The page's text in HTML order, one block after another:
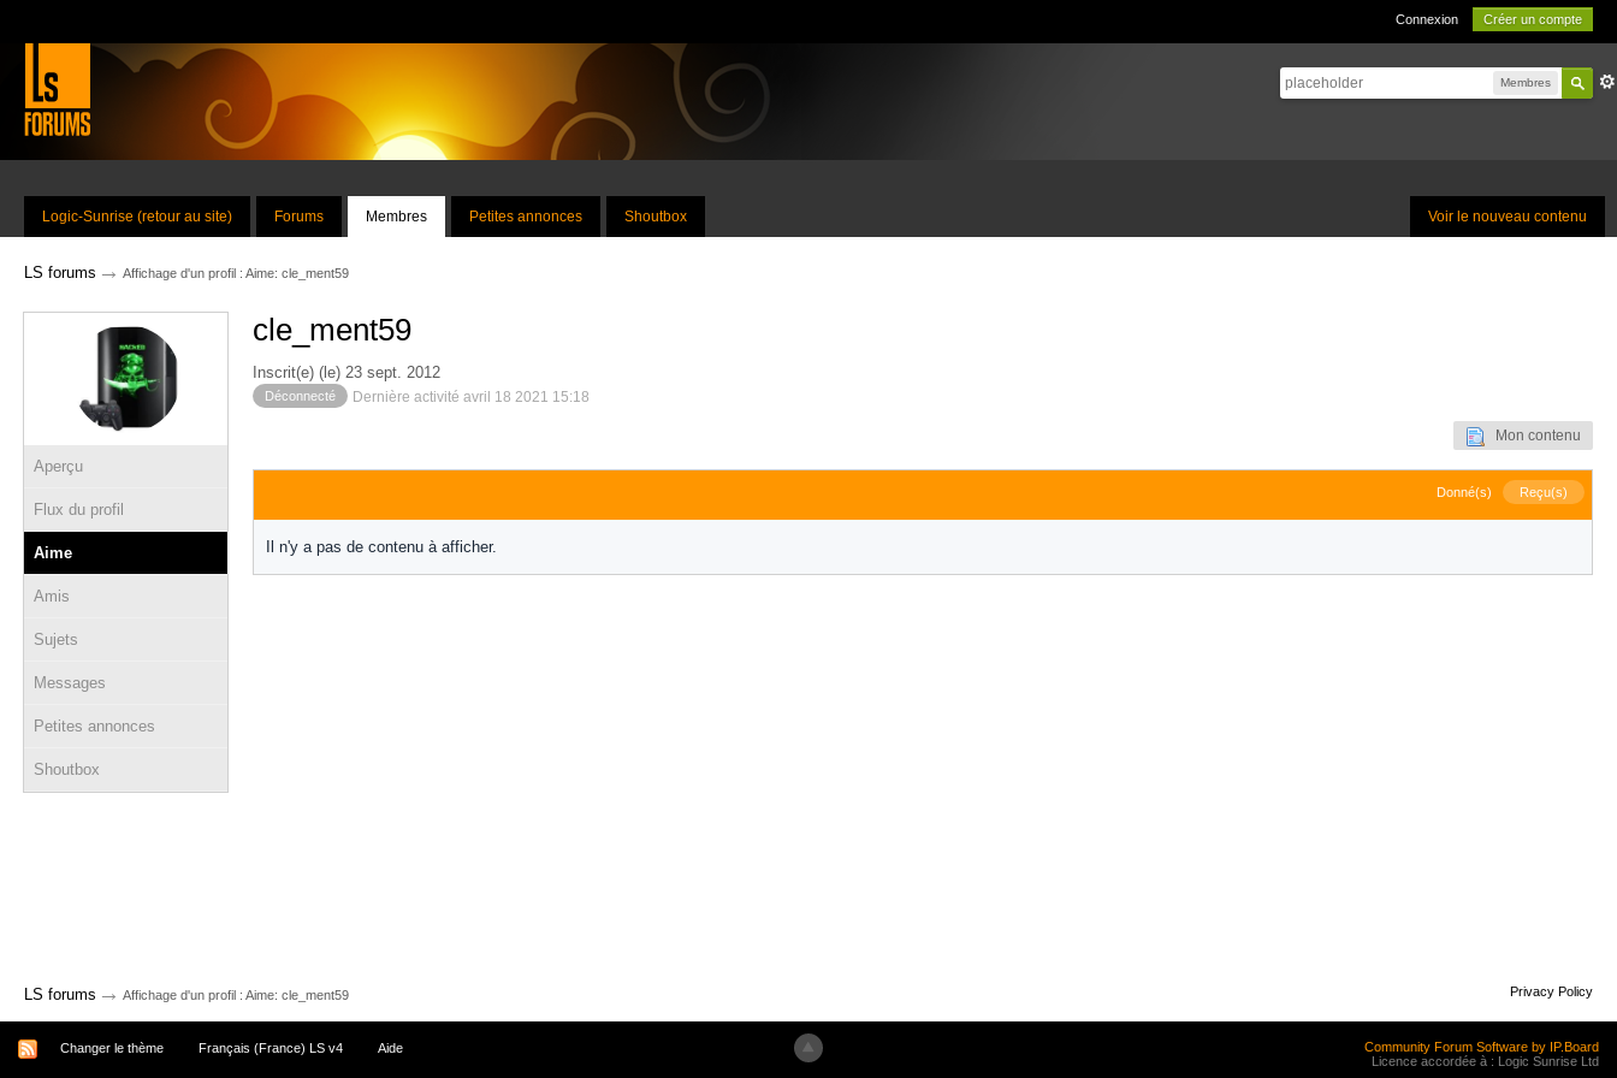
Connexion Créer un compte
Membres
Voir le nouveau contenu
Logic-Sunrise (retour au site) Forums Membres Petites annonces Shoutbox
LS forums → Affichage d'un profil : Aime: cle_ment59
Aperçu
Flux du profil
Aime
Amis
Sujets
Messages
Petites annonces
Shoutbox
cle_ment59
Inscrit(e) (le) 23 sept. 2012
Déconnecté Dernière activité avril 18 2021 15:18
Mon contenu
Donné(s) Reçu(s)
Il n'y a pas de contenu à afficher.
LS forums → Affichage d'un profil : Aime: cle_ment59 Privacy Policy
Changer le thème Français (France) LS v4 Aide
Community Forum Software by IP.Board
Licence accordée à : Logic Sunrise Ltd